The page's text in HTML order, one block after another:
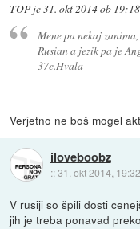
TOP je31. okt 2014 ob 19:18
Mene pa nekaj
Rusian a jezik pa je
37e.Hvala
Verjetno ne boš mogel
iloveboobz
::31. okt 2014, 19:32
V rusiji so špili dosti
jih je treba ponavad